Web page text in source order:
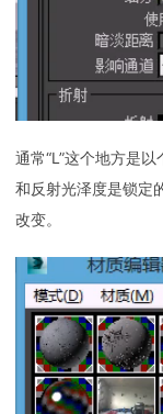
通常“L”这个地方是
和反射光泽度是锁定
改变。